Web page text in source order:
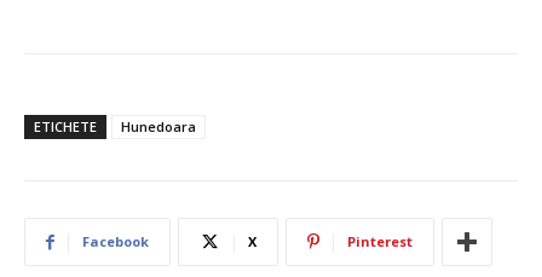
ETICHETE Hunedoara
Facebook X Pinterest